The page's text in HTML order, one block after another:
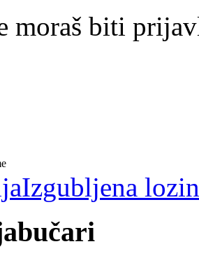
moraš biti
Izgubljena